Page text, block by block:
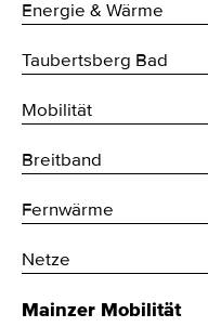
Energie & Wärme
Taubertsberg Bad
Mobilität
Breitband
Fernwärme
Netze
Mainzer Mobilität